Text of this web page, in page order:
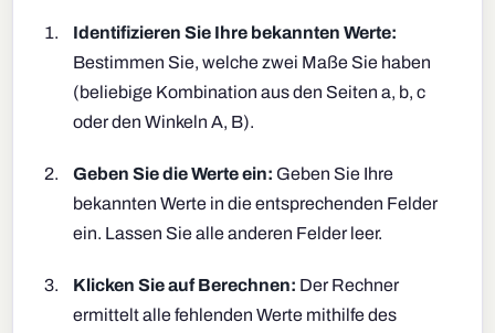
Identifizieren Sie Ihre bekannten Werte:
Bestimmen Sie, welche zwei Maße Sie haben
(beliebige Kombination aus den Seiten a, b, c
oder den Winkeln A, B).
Geben Sie die Werte ein: Geben Sie Ihre
bekannten Werte in die entsprechenden Felder
ein. Lassen Sie alle anderen Felder leer.
Klicken Sie auf Berechnen: Der Rechner
ermittelt alle fehlenden Werte mithilfe des